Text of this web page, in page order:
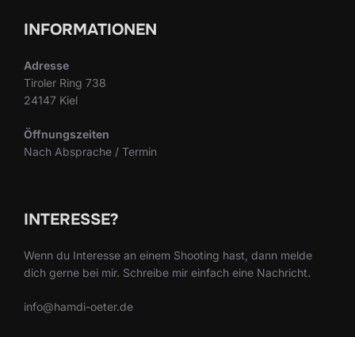
INFORMATIONEN
Adresse
Tiroler Ring 738
24147 Kiel
Öffnungszeiten
Nach Absprache / Termin
INTERESSE?
Wenn du Interesse an einem Shooting hast, dann melde
dich gerne bei mir. Schreibe mir einfach eine Nachricht.
info@hamdi-oeter.de